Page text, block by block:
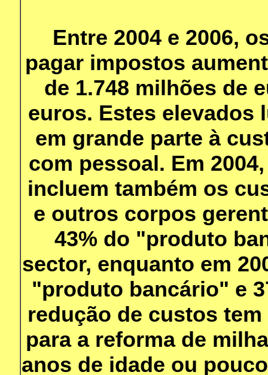
Entre 2004 e 2006,
pagar impostos
de 1.748 milhões de
euros. Estes elevados
em grande parte à
com pessoal. Em
incluem também os
e outros corpos
43% do "produto
sector, enquanto em
"produto bancário" e
redução de custos
para a reforma de
anos de idade ou